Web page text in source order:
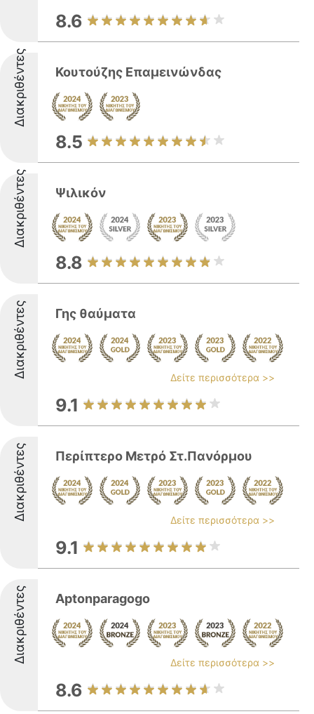
8.6
Διακριθέντες Κουτούζης Επαμεινώνδας
8.5
Διακριθέντες Ψιλικόν
8.8
Διακριθέντες Γης θαύματα
Δείτε περισσότερα >>
9.1
Διακριθέντες Περίπτερο Μετρό Στ.Πανόρμου
Δείτε περισσότερα >>
9.1
Διακριθέντες Aptonparagogo
Δείτε περισσότερα >>
8.6